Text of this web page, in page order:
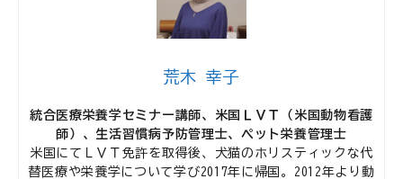
荒木 幸子
統合医療栄養学セミナー講師、米国ＬＶＴ（米国動物看護
師）、生活習慣病予防管理士、ペット栄養管理士
米国にてＬＶＴ免許を取得後、犬猫のホリスティックな代
替医療や栄養学について学び2017年に帰国。2012年より動